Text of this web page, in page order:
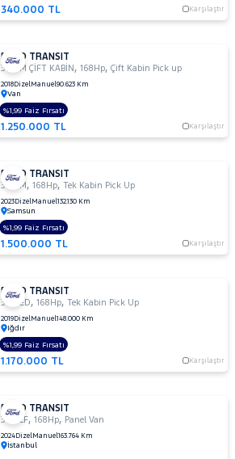
340.000 TL Karşılaştır
FORD TRANSIT
350 M ÇİFT KABİN ,168Hp,Çift Kabin Pick up
2018DizelManuel90.623 Km
Van
1.250.000 TL Karşılaştır
%1,99 Faiz Fırsatı
FORD TRANSIT
350 M ,168Hp,Tek Kabin Pick Up
2023DizelManuel132.130 Km
Samsun
1.500.000 TL Karşılaştır
%1,99 Faiz Fırsatı
FORD TRANSIT
350 ED,168Hp,Tek Kabin Pick Up
2019DizelManuel148.000 Km
Iğdır
1.170.000 TL Karşılaştır
%1,99 Faiz Fırsatı
FORD TRANSIT
350 LF,168Hp, Panel Van
2024DizelManuel163.764 Km
İstanbul